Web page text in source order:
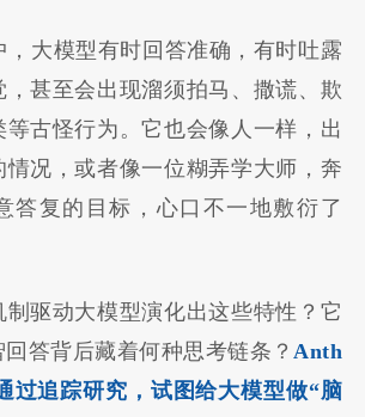
大模型有时回答准确，有时吐露
甚至会出现溜须拍马、撒谎、欺
古怪行为。它也会像人一样，出
况，或者像一位糊弄学大师，奔
答复的目标，心口不一地敷衍了
制驱动大模型演化出这些特性？它
答背后藏着何种思考链条？Anth
过追踪研究，试图给大模型做“脑